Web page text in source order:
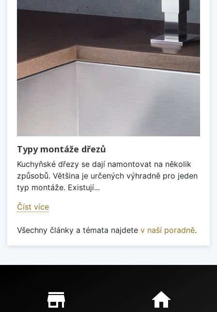
Typy montáže dřezů
Kuchyňské dřezy se dají namontovat na několik
způsobů. Většina je určených výhradně pro jeden
typ montáže. Existují...
Číst více
Všechny články a témata najdete v naší poradně.
Proč nakupovat u nás?
store_mall_directory home